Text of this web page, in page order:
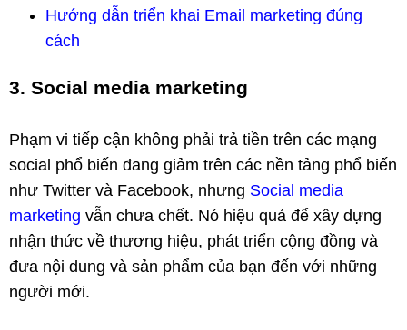
Hướng dẫn triển khai Email marketing đúng
cách
3. Social media marketing
Phạm vi tiếp cận không phải trả tiền trên các mạng
social phổ biến đang giảm trên các nền tảng phổ biến
như Twitter và Facebook, nhưng Social media
marketing vẫn chưa chết. Nó hiệu quả để xây dựng
nhận thức về thương hiệu, phát triển cộng đồng và
đưa nội dung và sản phẩm của bạn đến với những
người mới.